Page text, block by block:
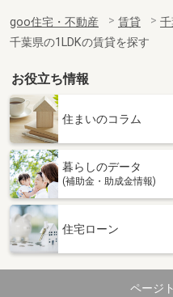
専有面積
間取り
千葉県八千代市村上南５丁目
価 格
千
専有面積
間取り
ワ
千葉県野田市山崎
住 所
千葉
専有面積
間取り
1LDK
goo住宅・不動産 賃貸
千葉県の1LDKの賃貸を探す
お役立ち情報
住まいのコラム
暮らしのデータ
(補助金・助成金情報)
住宅ローン
ページ